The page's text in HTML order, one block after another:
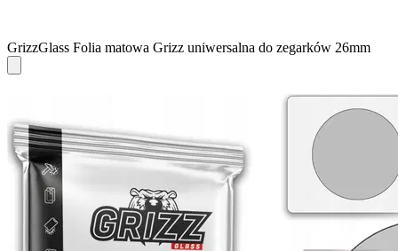
GrizzGlass Folia matowa Grizz uniwersalna do zegarków 26mm